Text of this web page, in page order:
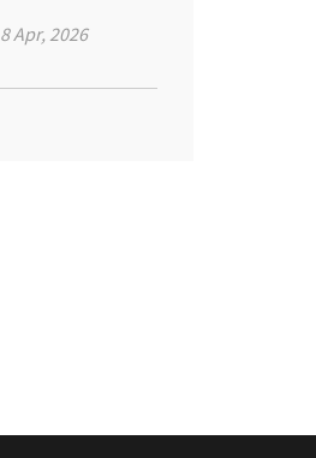
8 Apr, 2026